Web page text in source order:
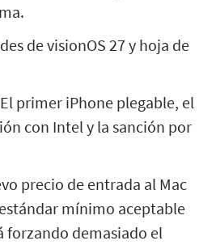
de visionOS 27 y hoja de
primer iPhone plegable, el
con Intel y la sanción por
precio de entrada al Mac
mínimo aceptable
forzando demasiado el